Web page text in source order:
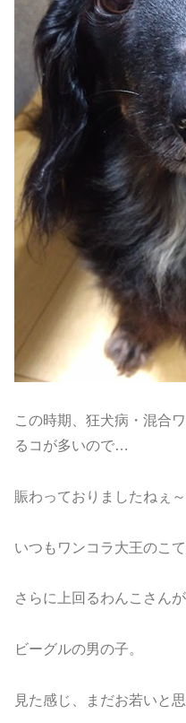
この時期、狂犬病・混合
るコが多いので…
賑わっておりましたねぇ～
いつもワンコラ大王のこて
さらに上回るわんこさんが
ビーグルの男の子。
見た感じ、まだお若いと思